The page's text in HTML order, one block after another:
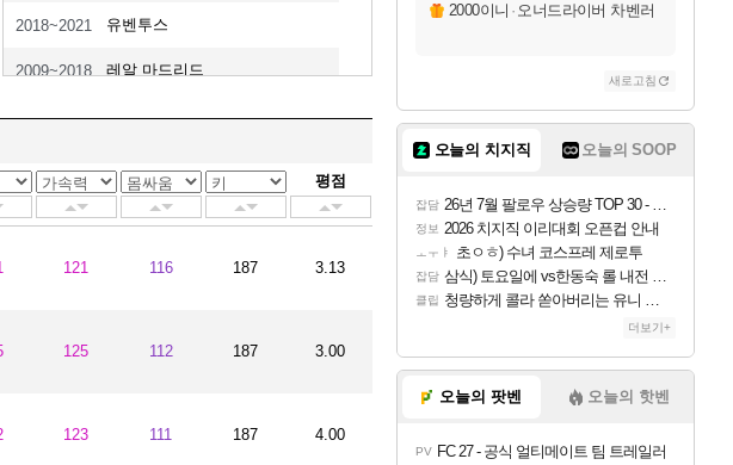
2018~2021 유벤투스
2009~2018 레알 마드리드
2003~2009 맨체스터 유나이티드
평점
121 116 187 3.13
125 112 187 3.00
123 111 187 4.00
2000이니 · 오너드라이버 차벤러
새로고침
오늘의 치지직 오늘의 SOOP
잡담 26년 7월 팔로우 상승량 TOP 30 - 월간 치지직
정보 2026 치지직 이리대회 오픈컵 안내
ㅗㅜㅑ 초ㅇㅎ) 수녀 코스프레 제로투
잡담 삼식) 토요일에 vs한동숙 롤 내전 예정
클립 청량하게 콜라 쏟아버리는 유니 ㅋㅋㅋ
더보기+
오늘의 팟벤 오늘의 핫벤
PV FC 27 - 공식 얼티메이트 팀 트레일러